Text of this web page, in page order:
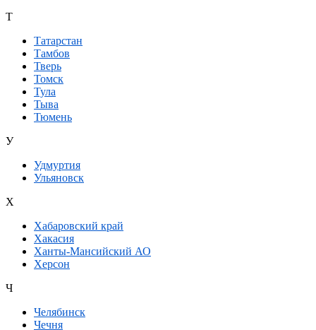
Т
Татарстан
Тамбов
Тверь
Томск
Тула
Тыва
Тюмень
У
Удмуртия
Ульяновск
Х
Хабаровский край
Хакасия
Ханты-Мансийский АО
Херсон
Ч
Челябинск
Чечня